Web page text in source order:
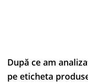
După ce am
pe eticheta